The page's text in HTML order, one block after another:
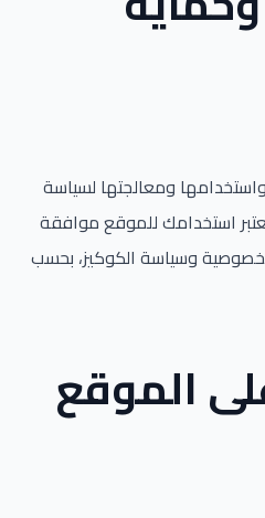
ومعالجتها لسياسة
استخدامك للموقع موافقة
وسياسة الكوكيز، بحسب
الموقع